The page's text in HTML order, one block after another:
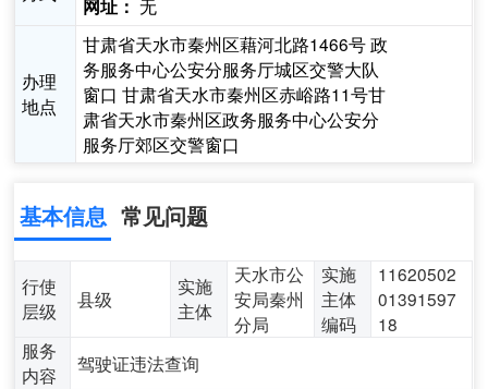
网址： 无
办理
地点
甘肃省天水市秦州区藉河北路1466号 政
务服务中心公安分服务厅城区交警大队
窗口 甘肃省天水市秦州区赤峪路11号甘
肃省天水市秦州区政务服务中心公安分
服务厅郊区交警窗口
基本信息 常见问题
行使
层级
县级
实施
主体
天水市公
安局秦州
分局
实施
主体
编码
11620502
01391597
18
服务
内容
驾驶证违法查询